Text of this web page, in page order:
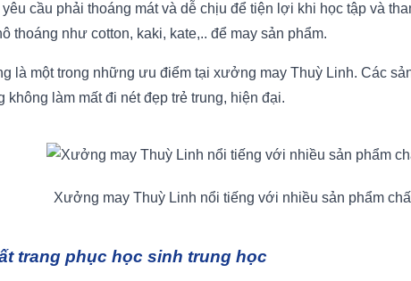
cầu phải thoáng mát và dễ chịu để tiện lợi khi học tập và
thoáng như cotton, kaki, kate,.. để may sản phẩm.
là một trong những ưu điểm tại xưởng may Thuỳ Linh. Các
làm mất đi nét đẹp trẻ trung, hiện đại.
Xưởng may Thuỳ Linh nổi tiếng với nhiều sản phẩm
trang phục học sinh trung học